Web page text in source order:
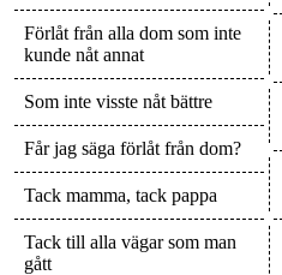
Förlåt från alla dom som inte
kunde nåt annat
Som inte visste nåt bättre
Får jag säga förlåt från dom?
Tack mamma, tack pappa
Tack till alla vägar som man
gått